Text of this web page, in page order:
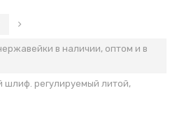
в наличии, оптом и в
шлиф. регулируемый литой,